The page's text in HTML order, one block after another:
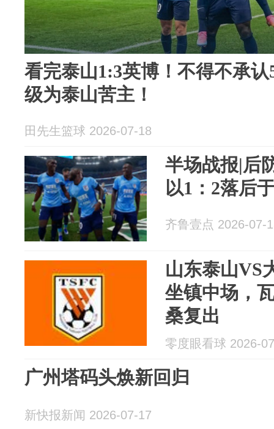
看完泰山1:3英博！不得不承
级为泰山苦主！
田先生篮球 2026-07-18
半场战报|后
以1：2落后
齐鲁壹点 2026-07-
山东泰山VS
坐镇中场，
桑复出
零度眼看球 2026-
广州塔码头焕新回归
新快报新闻 2026-07-17